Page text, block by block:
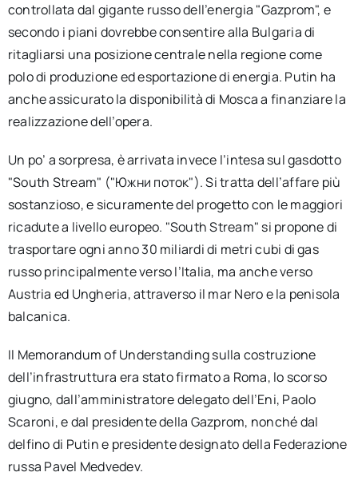
controllata dal gigante russo dell’energia "Gazprom", e
secondo i piani dovrebbe consentire alla Bulgaria di
ritagliarsi una posizione centrale nella regione come
polo di produzione ed esportazione di energia. Putin ha
anche assicurato la disponibilità di Mosca a finanziare la
realizzazione dell’opera.
Un po’ a sorpresa, è arrivata invece l’intesa sul gasdotto
"South Stream" ("Южни поток"). Si tratta dell’affare più
sostanzioso, e sicuramente del progetto con le maggiori
ricadute a livello europeo. "South Stream" si propone di
trasportare ogni anno 30 miliardi di metri cubi di gas
russo principalmente verso l’Italia, ma anche verso
Austria ed Ungheria, attraverso il mar Nero e la penisola
balcanica.
Il Memorandum of Understanding sulla costruzione
dell’infrastruttura era stato firmato a Roma, lo scorso
giugno, dall’amministratore delegato dell’Eni, Paolo
Scaroni, e dal presidente della Gazprom, nonché dal
delfino di Putin e presidente designato della Federazione
russa Pavel Medvedev.